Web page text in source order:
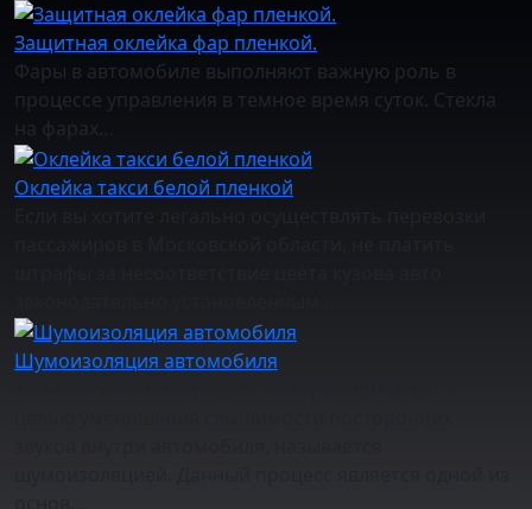
Защитная оклейка фар пленкой.
Фары в автомобиле выполняют важную роль в
процессе управления в темное время суток. Стекла
на фарах…
Оклейка такси белой пленкой
Шумоизоляция автомобиля